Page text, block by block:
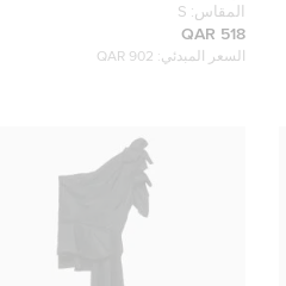
الأمام جو مارش مقاس صغير (سمول)
المقاس: S
518 QAR
السعر المبدئي: 902 QAR